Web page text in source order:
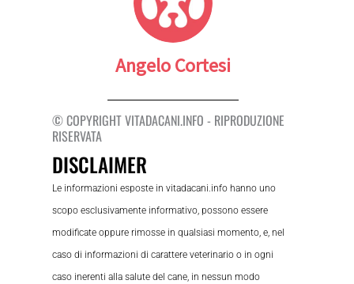
Angelo Cortesi
© COPYRIGHT VITADACANI.INFO - RIPRODUZIONE
RISERVATA
DISCLAIMER
Le informazioni esposte in vitadacani.info hanno uno
scopo esclusivamente informativo, possono essere
modificate oppure rimosse in qualsiasi momento, e, nel
caso di informazioni di carattere veterinario o in ogni
caso inerenti alla salute del cane, in nessun modo